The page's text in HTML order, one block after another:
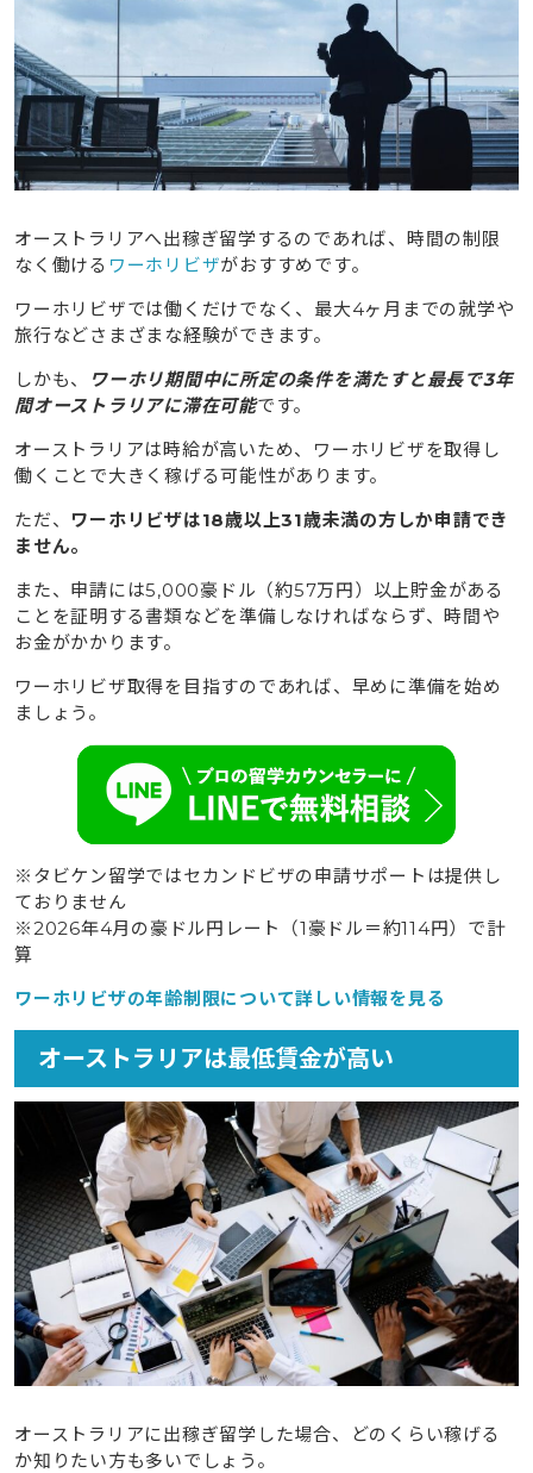
14.1
31歳以上（40代・50代など）は就労ビザや学生ビ
ザの取得が必要となる
14.2学生ビザでも働けるが就労時間に制限があってそ
こまで稼げない
14.3オーストラリアに渡航後もすぐに就職できるとは
限らない
ると予想される
14.5物価が高騰しており稼いだ以上に生活コストが高
くなりやすい
15 オーストラリア留学でガチで稼げる仕事Top5を動画で
大公開！
留学へご相談ください
ホリ体験
オーストラリアへ出稼ぎ留学するのであれば、時間の制限
なく働ける ワーホリビザがおすすめです。
ワーホリビザでは働くだけでなく、最大4ヶ月までの就学や
旅行などさまざまな経験ができます。
しかも、
ワーホリ期間中に所定の条件を満たすと最長で3年
間オーストラリアに滞在可能です。
オーストラリアは時給が高いため、ワーホリビザを取得し
働くことで大きく稼げる可能性があります。
ただ、 ワーホリビザは18歳以上31歳未満の方しか申請でき
ません。
また、申請には5,000豪ドル（約57万円）以上貯金がある
ことを証明する書類などを準備しなければならず、時間や
お金がかかります。
ワーホリビザ取得を目指すのであれば、早めに準備を始め
ましょう。
※タビケン留学ではセカンドビザの申請サポートは提供し
ておりません
※2026年4月の豪ドル円レート（1豪ドル＝約114円）で計
算
ワーホリビザの年齢制限について詳しい情報を見る
オーストラリアは最低賃金が高い
オーストラリアに出稼ぎ留学した場合、どのくらい稼げる
か知りたい方も多いでしょう。